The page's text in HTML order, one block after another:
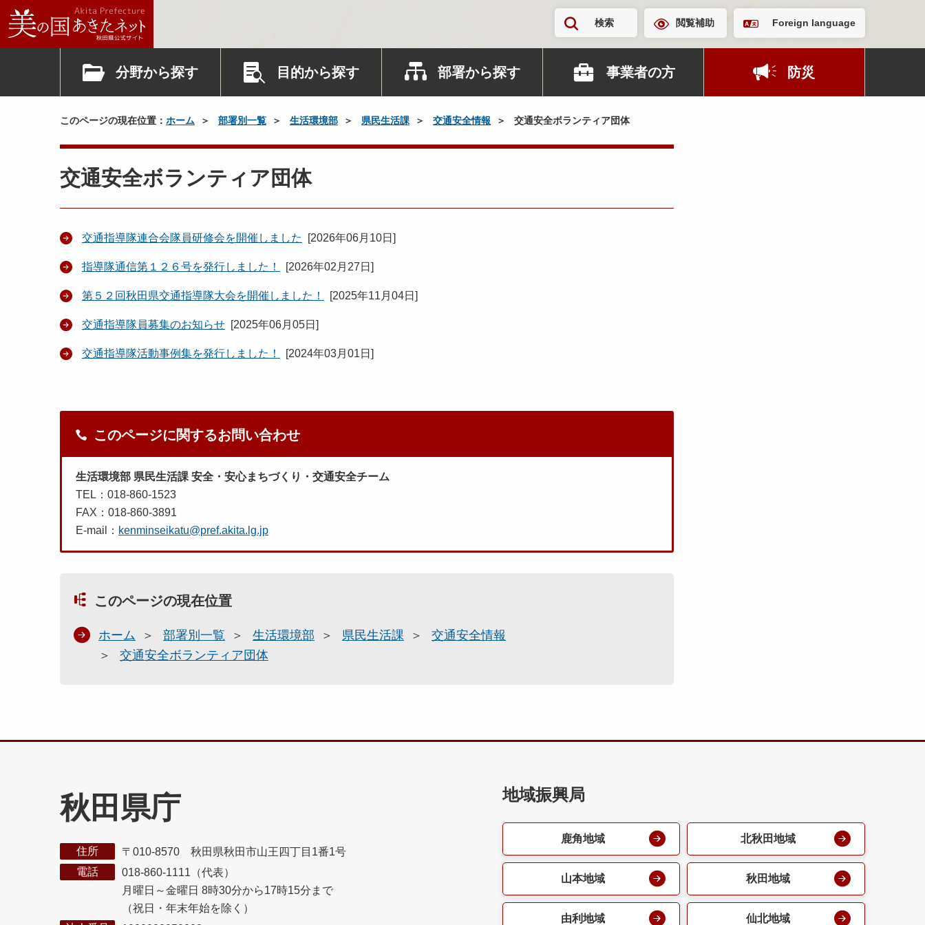
検索 閲覧補助 Foreign language
分野から探す 目的から探す 部署から探す 事業者の方 防災
このページの現在位置： ホーム 部署別一覧 生活環境部 県民生活課 交通安全情報 交通安全ボランティア団体
交通安全ボランティア団体
交通指導隊連合会隊員研修会を開催しました [2026年06月10日 ]
指導隊通信第１２６号を発行しました！ [2026年02月27日 ]
第５２回秋田県交通指導隊大会を開催しました！ [2025年11月04日 ]
交通指導隊員募集のお知らせ [2025年06月05日 ]
交通指導隊活動事例集を発行しました！ [2024年03月01日 ]
このページに関するお問い合わせ
生活環境部 県民生活課 安全・安心まちづくり・交通安全チーム
TEL：018-860-1523
FAX：018-860-3891
E-mail： kenminseikatu@pref.akita.lg.jp
このページの現在位置
ホーム 部署別一覧 生活環境部 県民生活課
交通安全情報
交通安全ボランティア団体
秋田県庁
住所
〒010-8570 秋田県秋田市山王四丁目1番1号
電話
018-860-1111（代表）
月曜日～金曜日 8時30分から17時15分まで
（祝日・年末年始を除く）
地域振興局
鹿角地域 北秋田地域
山本地域 秋田地域
由利地域 仙北地域